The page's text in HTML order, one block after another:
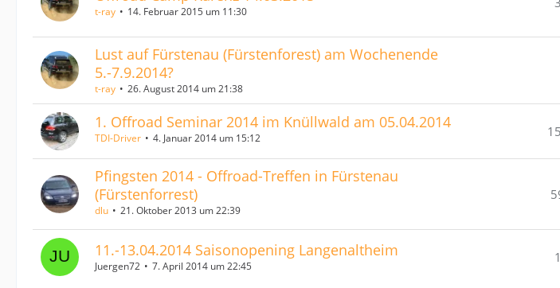
t-ray 14. Februar 2015 um 11:30
Lust auf Fürstenau (Fürstenforest) am Wochenende
5.-7.9.2014?
t-ray 26. August 2014 um 21:38
1. Offroad Seminar 2014 im Knüllwald am 05.04.2014
TDI-Driver 4. Januar 2014 um 15:12
Pfingsten 2014 - Offroad-Treffen in Fürstenau
(Fürstenforrest)
dlu 21. Oktober 2013 um 22:39
11.-13.04.2014 Saisonopening Langenaltheim
Juergen72 7. April 2014 um 22:45
1